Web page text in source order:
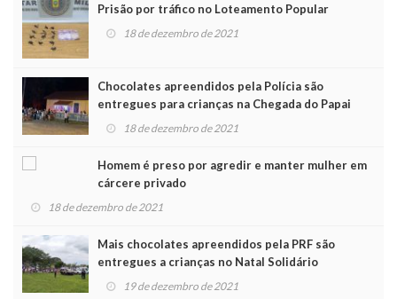
Prisão por tráfico no Loteamento Popular
18 de dezembro de 2021
Chocolates apreendidos pela Polícia são
entregues para crianças na Chegada do Papai
Noel
18 de dezembro de 2021
Homem é preso por agredir e manter mulher em
cárcere privado
18 de dezembro de 2021
Mais chocolates apreendidos pela PRF são
entregues a crianças no Natal Solidário
19 de dezembro de 2021